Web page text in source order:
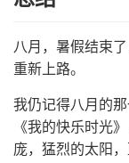
八月，暑假结束
重新上路。
我仍记得八月的
《我的快乐时光
庞，猛烈的太阳